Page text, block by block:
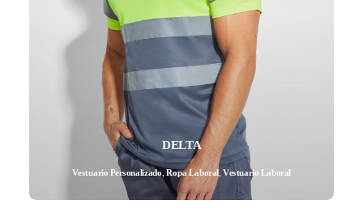
DELTA
Vestuario Personalizado, Ropa Laboral, Vestuario Laboral